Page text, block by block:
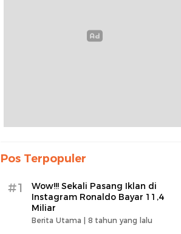
Pos Terpopuler
#1
Wow!!! Sekali Pasang Iklan di
Instagram Ronaldo Bayar 11,4
Miliar
Berita Utama | 8 tahun yang lalu